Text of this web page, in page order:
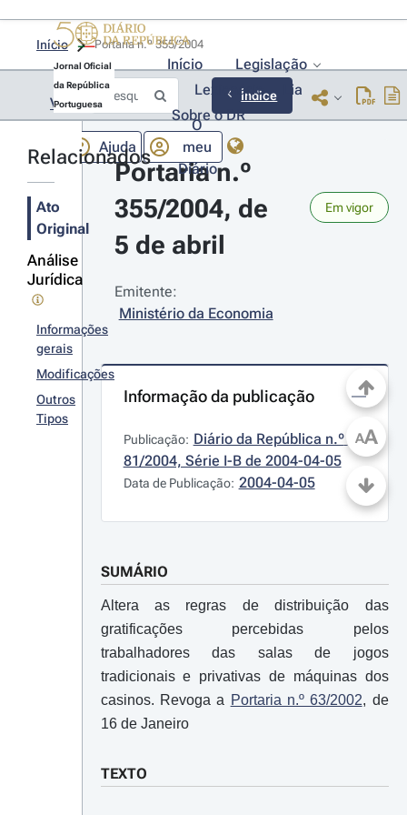
Jornal Oficial
da República
Portuguesa
Início
Legislação
Lexionário
Lia
Sobre o DR
Ajuda
O
meu
Diário
Início
Voltar Índice
Relacionados
Ato
Original
Análise
Jurídica
Informações
gerais
Modificações
Outros
Tipos
Portaria n.º
355/2004, de
5 de abril
Em vigor
Emitente:
Ministério da Economia
Informação da publicação
Publicação: Diário da República n.º
81/2004, Série I-B de 2004-04-05
Data de Publicação: 2004-04-05
SUMÁRIO
Altera as regras de distribuição das
gratificações percebidas pelos
trabalhadores das salas de jogos
tradicionais e privativas de máquinas dos
casinos. Revoga a Portaria n.º 63/2002, de
16 de Janeiro
TEXTO
AA